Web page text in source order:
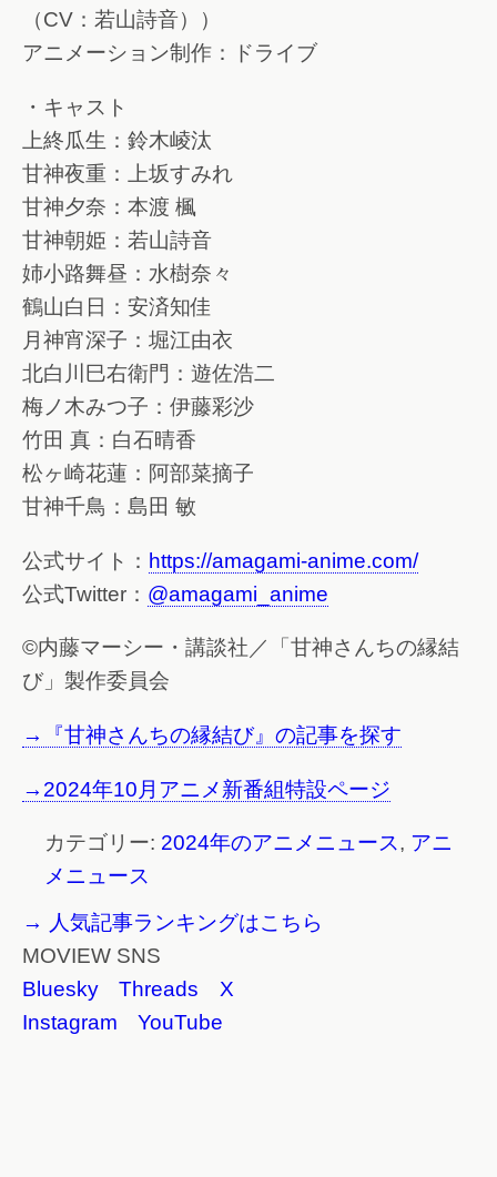
（CV：若山詩音））
アニメーション制作：ドライブ
・キャスト
上終瓜生：鈴木崚汰
甘神夜重：上坂すみれ
甘神夕奈：本渡 楓
甘神朝姫：若山詩音
姉小路舞昼：水樹奈々
鶴山白日：安済知佳
月神宵深子：堀江由衣
北白川巳右衛門：遊佐浩二
梅ノ木みつ子：伊藤彩沙
竹田 真：白石晴香
松ヶ崎花蓮：阿部菜摘子
甘神千鳥：島田 敏
公式サイト： https://amagami-anime.com/
公式Twitter： @amagami_anime
©内藤マーシー・講談社／「甘神さんちの縁結
び」製作委員会
→『甘神さんちの縁結び』の記事を探す
→2024年10月アニメ新番組特設ページ
カテゴリー: 2024年のアニメニュース, アニ
メニュース
→ 人気記事ランキングはこちら
MOVIEW SNS
Bluesky
Threads
X
Instagram
YouTube